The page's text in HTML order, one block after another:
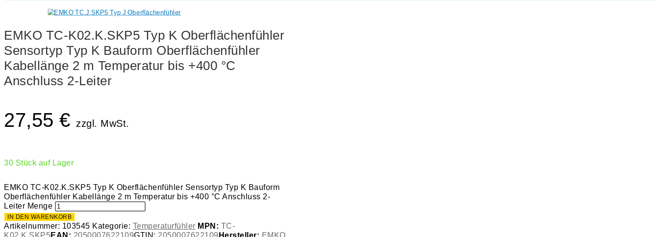
EMKO TC-K02.K.SKP5 Typ K Oberflächenfühler
Sensortyp Typ K Bauform Oberflächenfühler
Kabellänge 2 m Temperatur bis +400 °C
Anschluss 2-Leiter
27,55 € zzgl. MwSt.
30 Stück auf Lager
EMKO TC-K02.K.SKP5 Typ K Oberflächenfühler Sensortyp Typ K Bauform
Oberflächenfühler Kabellänge 2 m Temperatur bis +400 °C Anschluss 2-
Leiter Menge
IN DEN WARENKORB
Artikelnummer: 103545 Kategorie: Temperaturfühler MPN: TC-
K02.K.SKP5EAN: 2050007622109GTIN: 2050007622109 Hersteller: EMKO